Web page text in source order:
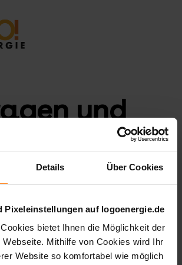
Details Über Cookies
Pixeleinstellungen auf logoenergie.de
bietet Ihnen die Möglichkeit der
Webseite. Mithilfe von Cookies wird Ihr
Website so komfortabel wie möglich
und
Suche